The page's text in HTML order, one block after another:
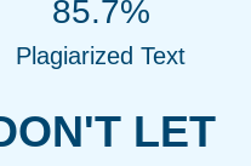
LET
85.7%
Plagiarized Text